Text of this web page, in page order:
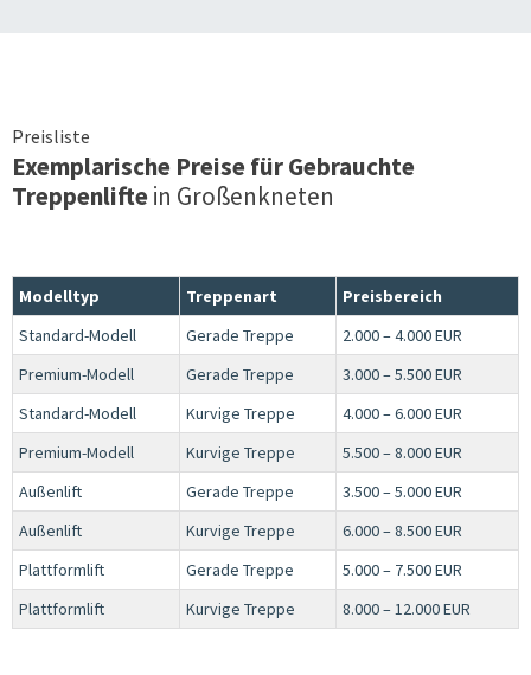
Preisliste
Exemplarische Preise für Gebrauchte
Treppenliftein Großenkneten
Modelltyp Treppenart
Preisbereich
Standard-Modell
Gerade Treppe
2.000 – 4.000 EUR
Premium-Modell
Gerade Treppe
3.000 – 5.500 EUR
Standard-Modell
Kurvige Treppe
4.000 – 6.000 EUR
Premium-Modell
Kurvige Treppe
5.500 – 8.000 EUR
Außenlift
Gerade Treppe
3.500 – 5.000 EUR
Außenlift
Kurvige Treppe
6.000 – 8.500 EUR
Plattformlift
Gerade Treppe
5.000 – 7.500 EUR
Plattformlift
Kurvige Treppe 8.000 – 12.000 EUR